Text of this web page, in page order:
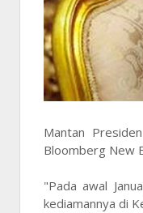
Mantan
Bloomberg New
"Pada awal
kediamannya di